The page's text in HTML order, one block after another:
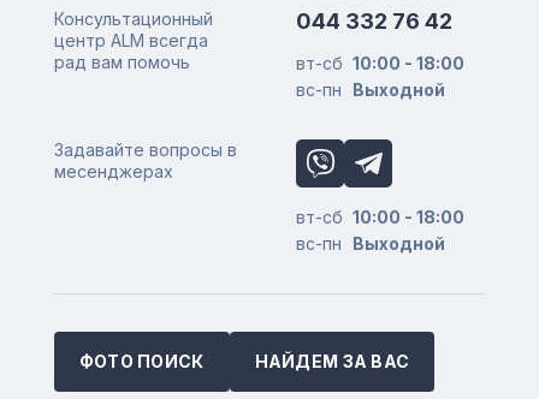
Консультационный
центр ALM всегда
рад вам помочь
044 332 76 42
вт-сб 10:00 - 18:00
вс-пн
Выходной
Задавайте вопросы в
месенджерах
вт-сб 10:00 - 18:00
вс-пн
Выходной
ФОТО ПОИСК НАЙДЕМ ЗА ВАС